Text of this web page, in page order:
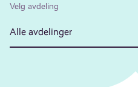
Velg avdeling
Alle avdelinger